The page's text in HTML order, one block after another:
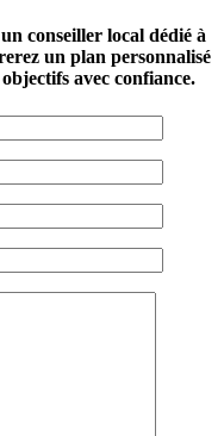
conseiller local dédié à
un plan personnalisé
avec confiance.